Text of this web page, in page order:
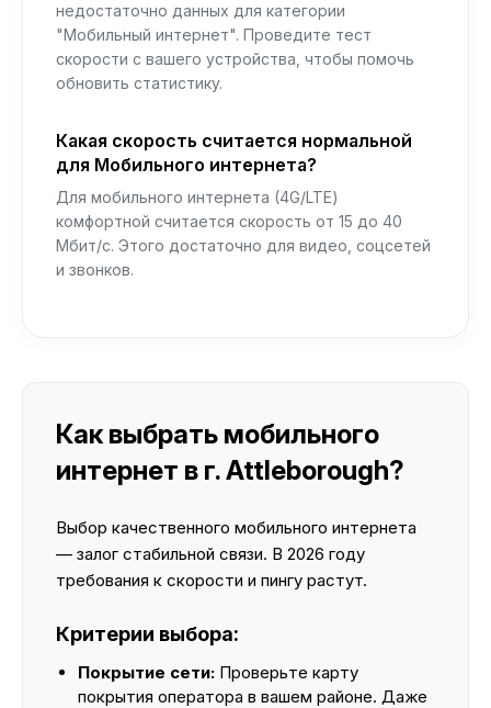
недостаточно данных для категории
"Мобильный интернет". Проведите тест
скорости с вашего устройства, чтобы помочь
обновить статистику.
Какая скорость считается нормальной
для Мобильного интернета?
Для мобильного интернета (4G/LTE)
комфортной считается скорость от 15 до 40
Мбит/с. Этого достаточно для видео, соцсетей
и звонков.
Как выбрать мобильного
интернет в г. Attleborough?
Выбор качественного мобильного интернета
— залог стабильной связи. В 2026 году
требования к скорости и пингу растут.
Критерии выбора:
Покрытие сети: Проверьте карту
покрытия оператора в вашем районе. Даже